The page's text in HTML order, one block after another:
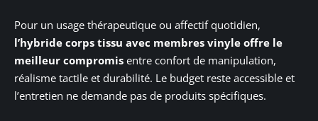
Pour un usage thérapeutique ou affectif quotidien,
l’hybride corps tissu avec membres vinyle offre le
meilleur compromis entre confort de manipulation,
réalisme tactile et durabilité. Le budget reste accessible et
l’entretien ne demande pas de produits spécifiques.